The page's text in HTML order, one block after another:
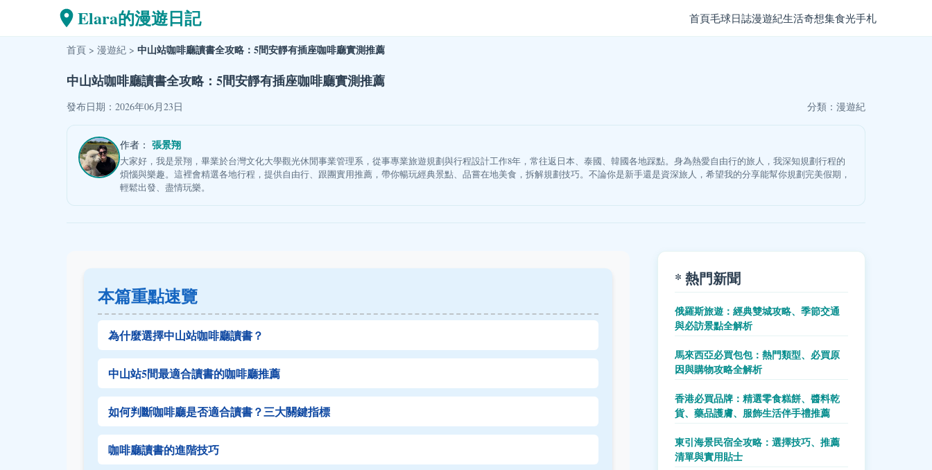
Elara的漫遊日記 首頁毛球日誌漫遊紀生活奇想集食光手札
首頁 > 漫遊紀 > 中山站咖啡廳讀書全攻略：5間安靜有插座咖啡廳實測推薦
中山站咖啡廳讀書全攻略：5間安靜有插座咖啡廳實測推薦
發布日期：2026年06月23日 分類： 漫遊紀
作者： 張景翔
大家好，我是景翔，畢業於台灣文化大學觀光休閒事業管理系，從事專業旅遊規劃與行程設計工作8年，常往返日本、泰國、韓國各地踩點。身為熱愛自由行的旅人，我深知規劃行程的
煩惱與樂趣。這裡會精選各地行程，提供自由行、跟團實用推薦，帶你暢玩經典景點、品嘗在地美食，拆解規劃技巧。不論你是新手還是資深旅人，希望我的分享能幫你規劃完美假期，
輕鬆出發、盡情玩樂。
本篇重點速覽
為什麼選擇中山站咖啡廳讀書？
中山站5間最適合讀書的咖啡廳推薦
如何判斷咖啡廳是否適合讀書？三大關鍵指標
咖啡廳讀書的進階技巧
* 熱門新聞
俄羅斯旅遊：經典雙城攻略、季節交通
與必訪景點全解析
馬來西亞必買包包：熱門類型、必買原
因與購物攻略全解析
香港必買品牌：精選零食糕餅、醬料乾
貨、藥品護膚、服飾生活伴手禮推薦
東引海景民宿全攻略：選擇技巧、推薦
清單與實用貼士